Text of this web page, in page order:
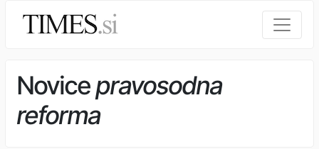
Novicepravosodna
reforma